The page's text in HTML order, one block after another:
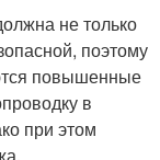
не только
поэтому
повышенные
в
при этом